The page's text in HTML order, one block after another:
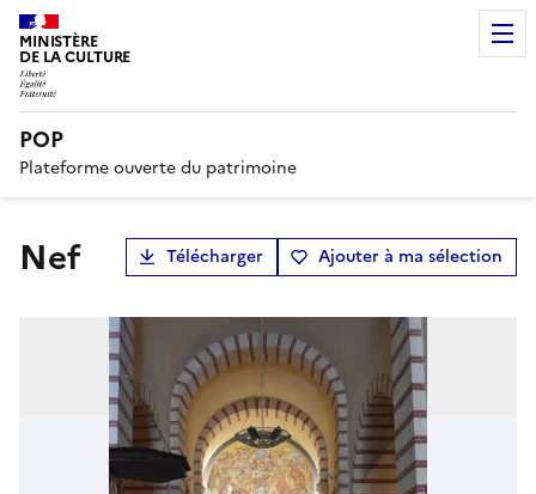
MINISTÈRE
DE LA CULTURE
POP
Plateforme ouverte du patrimoine
nef Télécharger Ajouter à ma sélection